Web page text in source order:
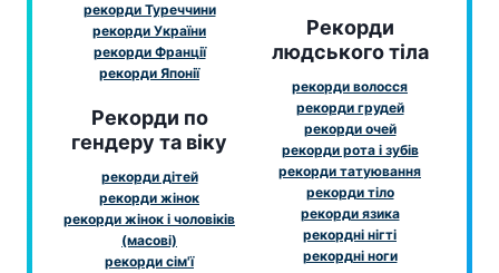
рекорди Туреччини
рекорди України
рекорди Франції
рекорди Японії
Рекорди по
гендеру та віку
рекорди дітей
рекорди жінок
рекорди жінок і чоловіків
(масові)
рекорди сім'ї
Рекорди
людського тіла
рекорди волосся
рекорди грудей
рекорди очей
рекорди рота і зубів
рекорди татуювання
рекорди тіло
рекорди язика
рекордні нігті
рекордні ноги